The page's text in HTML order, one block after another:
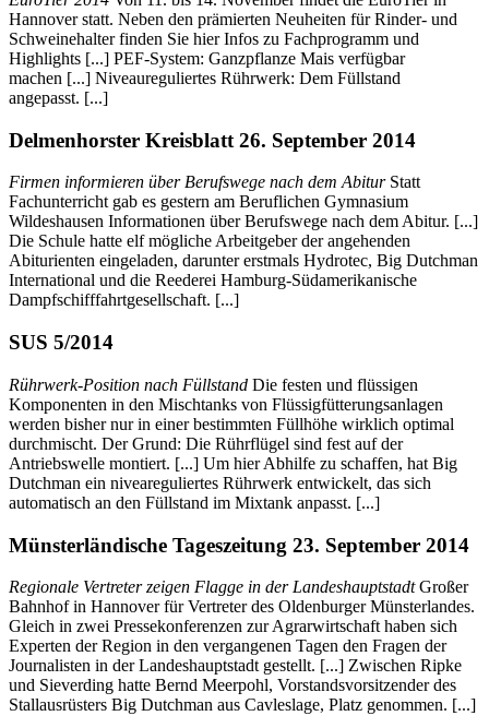
Hannover statt. Neben den prämierten Neuheiten für Rinder- und
Schweinehalter finden Sie hier Infos zu Fachprogramm und
Highlights [...] PEF-System: Ganzpflanze Mais verfügbar
machen [...] Niveaureguliertes Rührwerk: Dem Füllstand
angepasst. [...]
Delmenhorster Kreisblatt 26. September 2014
Firmen informieren über Berufswege nach dem AbiturStatt
Fachunterricht gab es gestern am Beruflichen Gymnasium
Wildeshausen Informationen über Berufswege nach dem Abitur. [...]
Die Schule hatte elf mögliche Arbeitgeber der angehenden
Abiturienten eingeladen, darunter erstmals Hydrotec, Big Dutchman
International und die Reederei Hamburg-Südamerikanische
Dampfschifffahrtgesellschaft. [...]
SUS 5/2014
Rührwerk-Position nach Füllstand Die festen und flüssigen
Komponenten in den Mischtanks von Flüssigfütterungsanlagen
werden bisher nur in einer bestimmten Füllhöhe wirklich optimal
durchmischt. Der Grund: Die Rührflügel sind fest auf der
Antriebswelle montiert. [...] Um hier Abhilfe zu schaffen, hat Big
Dutchman ein niveareguliertes Rührwerk entwickelt, das sich
automatisch an den Füllstand im Mixtank anpasst. [...]
Münsterländische Tageszeitung 23. September 2014
Regionale Vertreter zeigen Flagge in der LandeshauptstadtGroßer
Bahnhof in Hannover für Vertreter des Oldenburger Münsterlandes.
Gleich in zwei Pressekonferenzen zur Agrarwirtschaft haben sich
Experten der Region in den vergangenen Tagen den Fragen der
Journalisten in der Landeshauptstadt gestellt. [...] Zwischen Ripke
und Sieverding hatte Bernd Meerpohl, Vorstandsvorsitzender des
Stallausrüsters Big Dutchman aus Cavleslage, Platz genommen. [...]